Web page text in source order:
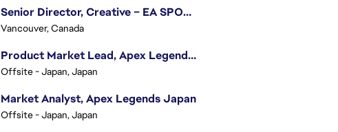
Senior Director, Creative – EA SPORTS FC
Vancouver, Canada
Product Market Lead, Apex Legends Japan
Offsite - Japan, Japan
Market Analyst, Apex Legends Japan
Offsite - Japan, Japan